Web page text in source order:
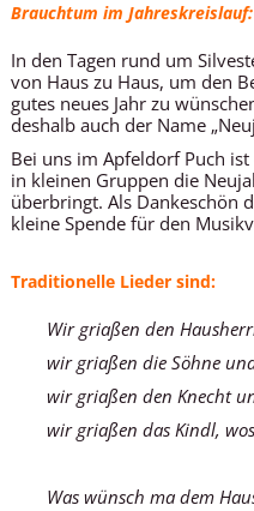
Brauchtum im
In den Tagen rund um
von Haus zu Haus, um den
gutes neues Jahr zu
deshalb auch der Name
Bei uns im Apfeldorf Puch
in kleinen Gruppen die
überbringt. Als Dankeschön
kleine Spende für den
Traditionelle Lieder sind:
Wir griaßen den
wir griaßen die Söhne
wir griaßen den Knecht
wir griaßen das Kindl,
Was wünsch ma dem